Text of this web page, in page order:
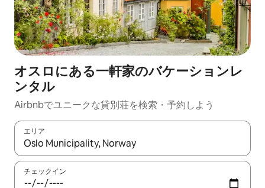
オスロにある一軒家のバケーションレ
ンタル
Airbnbでユニークな貸別荘を検索・予約しよう
エリア
検索結果が表示されたら、上下の矢印キーを使って移動するか
チェックイン